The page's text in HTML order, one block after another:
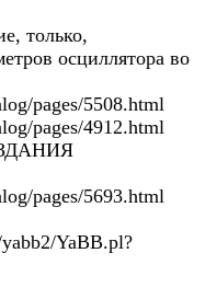
только,
осциллятора во
pages/5508.html
pages/4912.html
pages/5693.html
YaBB.pl?